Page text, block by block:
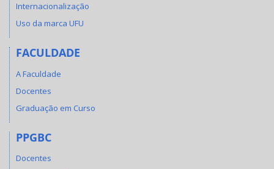
Internacionalização
Uso da marca UFU
FACULDADE
A Faculdade
Docentes
Graduação em Curso
PPGBC
Docentes